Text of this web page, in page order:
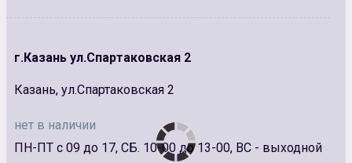
г.Казань ул.Спартаковская 2
Казань, ул.Спартаковская 2
нет в наличии
ПН-ПТ с 09 до 17, СБ. 10-00 до 13-00, ВС - выходной